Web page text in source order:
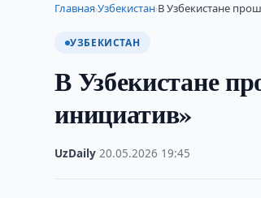
Главная›Узбекистан›В Узбекистане
УЗБЕКИСТАН
В Узбекистане
инициатив»
UzDaily ·20.05.2026 19:45